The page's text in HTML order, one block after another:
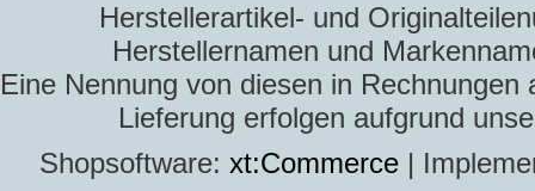
Herstellerartikel- und
Herstellernamen und
Eine Nennung von diesen in
Lieferung erfolgen aufgrund
Shopsoftware: xt:Commerce |